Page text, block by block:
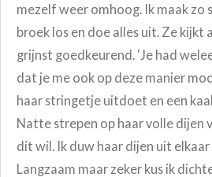
mezelf weer omhoog. Ik maak zo
broek los en doe alles uit. Ze
grijnst goedkeurend. 'Je had
dat je me ook op deze manier
haar stringetje uitdoet en een
Natte strepen op haar volle dijen
dit wil. Ik duw haar dijen uit elkaar
Langzaam maar zeker kus ik